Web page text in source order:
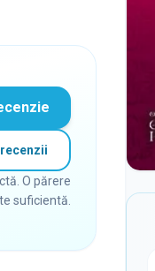
O părere
suficientă.